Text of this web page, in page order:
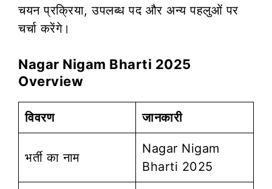
चयन प्रक्रिया, उपलब्ध पद और अन्य पहलुओं पर
चर्चा करेंगे।
Nagar Nigam Bharti 2025
Overview
विवरण जानकारी
भर्ती का नाम
Nagar Nigam
Bharti 2025